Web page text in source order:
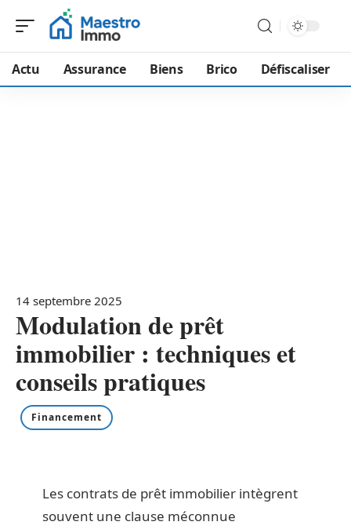
Actu Assurance Biens Brico Défiscaliser
14 septembre 2025
Modulation de prêt
immobilier : techniques et
conseils pratiques
Financement
Les contrats de prêt immobilier intègrent
souvent une clause méconnue